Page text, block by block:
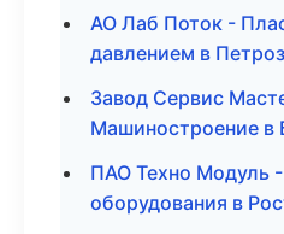
АО Лаб Поток -
давлением в
Завод Сервис
Машиностроение в
ПАО Техно Модуль
оборудования в